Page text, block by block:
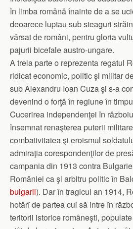
în limba română înainte de a se
deoarece luptau sub steaguri
vărsat de români, pentru gloria
pajurii bicefale austro-ungare.
A treia parte o reprezenta regatul
ridicat economic, politic şi militar
sub Alexandru Ioan Cuza şi s-a
devenind o forţă în regiune în
Cucerirea independenţei în
însemnat renaşterea puterii
combativitatea şi eroismul
admiraţia corespondenţilor de
campania din 1913 contra
României ca şi arbitru politic în
bulgarii). Dar în tragicul an 1914,
hotărî de partea cui să intre în
teritorii istorice româneşti,